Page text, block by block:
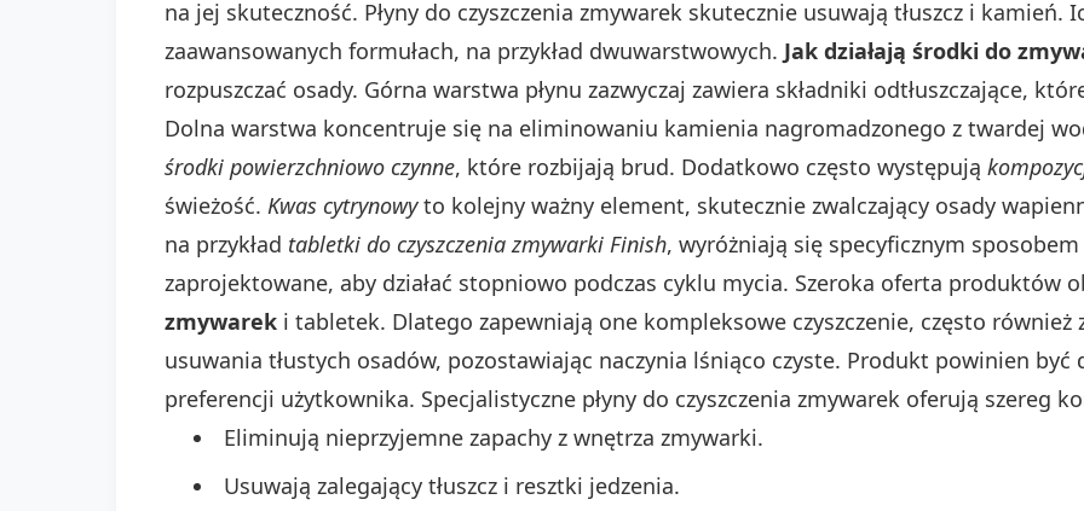
na jej skuteczność. Płyny do czyszczenia zmywarek skutecznie usuwają tłuszcz i kamień.
zaawansowanych formułach, na przykład dwuwarstwowych. Jak działają środki do
rozpuszczać osady. Górna warstwa płynu zazwyczaj zawiera składniki odtłuszczające,
Dolna warstwa koncentruje się na eliminowaniu kamienia nagromadzonego z twardej
środki powierzchniowo czynne, które rozbijają brud. Dodatkowo często występują
świeżość. Kwas cytrynowyto kolejny ważny element, skutecznie zwalczający osady
na przykład tabletki do czyszczenia zmywarki Finish, wyróżniają się specyficznym
zaprojektowane, aby działać stopniowo podczas cyklu mycia. Szeroka oferta produktów
zmywarek i tabletek. Dlatego zapewniają one kompleksowe czyszczenie, często
usuwania tłustych osadów, pozostawiając naczynia lśniąco czyste. Produkt powinien
preferencji użytkownika. Specjalistyczne płyny do czyszczenia zmywarek oferują szereg
Eliminują nieprzyjemne zapachy z wnętrza zmywarki.
Usuwają zalegający tłuszcz i resztki jedzenia.